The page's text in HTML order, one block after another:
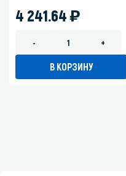
4 241.64)
- +
В КОРЗИНУ